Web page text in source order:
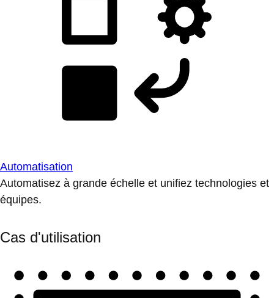
Automatisation
Automatisez à grande échelle et unifiez technologies et
équipes.
Cas d'utilisation